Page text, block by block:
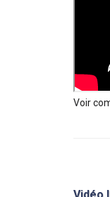
Voir